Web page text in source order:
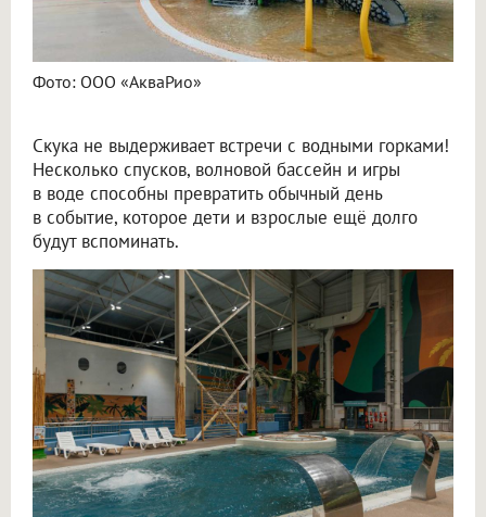
Фото: ООО «АкваРио»
Скука не выдерживает встречи с водными горками!
Несколько спусков, волновой бассейн и игры
в воде способны превратить обычный день
в событие, которое дети и взрослые ещё долго
будут вспоминать.